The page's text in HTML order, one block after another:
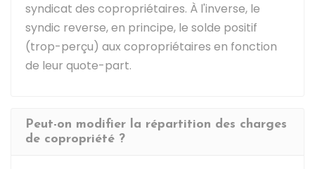
syndicat des copropriétaires. À l'inverse, le
syndic reverse, en principe, le solde positif
(trop-perçu) aux copropriétaires en fonction
de leur quote-part.
Peut-on modifier la répartition des charges
de copropriété ?